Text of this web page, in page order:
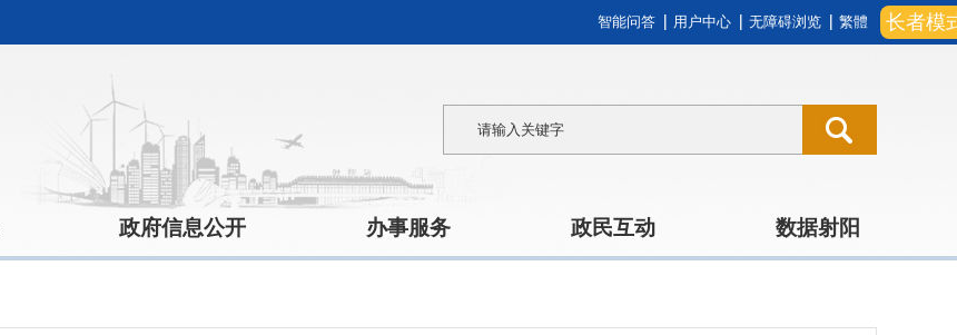
长者模
智能问答 用户中心 无障碍浏览 繁體
政府信息公开 办事服务 政民互动 数据射阳